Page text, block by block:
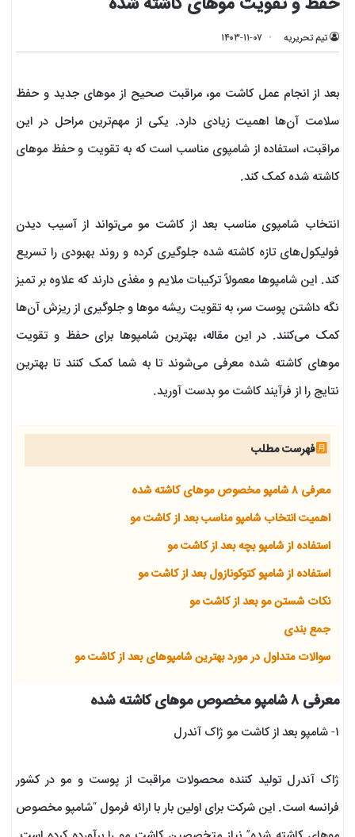
تیم تحریریه ۱۴۰۳-۱۱-۰۷
بعد از انجام عمل کاشت مو، مراقبت صحیح از موهای جدید و حفظ
سلامت آن‌ها اهمیت زیادی دارد. یکی از مهم‌ترین مراحل در این
مراقبت، استفاده از شامپوی مناسب است که به تقویت و حفظ موهای
کاشته شده کمک کند.
انتخاب شامپوی مناسب بعد از کاشت مو می‌تواند از آسیب دیدن
فولیکول‌های تازه کاشته شده جلوگیری کرده و روند بهبودی را تسریع
کند. این شامپوها معمولاً ترکیبات ملایم و مغذی دارند که علاوه بر تمیز
نگه داشتن پوست سر، به تقویت ریشه موها و جلوگیری از ریزش آن‌ها
کمک می‌کنند. در این مقاله، بهترین شامپوها برای حفظ و تقویت
موهای کاشته شده معرفی می‌شوند تا به شما کمک کنند تا بهترین
نتایج را از فرآیند کاشت مو بدست آورید.
فهرست مطلب
معرفی ۸ شامپو مخصوص موهای کاشته شده
اهمیت انتخاب شامپو مناسب بعد از کاشت مو
استفاده از شامپو بچه بعد از کاشت مو
استفاده از شامپو کتوکونازول بعد از کاشت مو
نکات شستن مو بعد از کاشت مو
جمع بندی
سوالات متداول در مورد بهترین شامپوهای بعد از کاشت مو
معرفی ۸ شامپو مخصوص موهای کاشته شده
۱- شامپو بعد از کاشت مو ژاک آندرل
ژاک آندرل تولید کننده محصولات مراقبت از پوست و مو در کشور
فرانسه است. این شرکت برای اولین بار با ارائه فرمول “شامپو مخصوص